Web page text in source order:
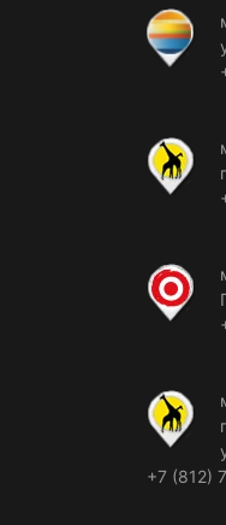
+7 (812)